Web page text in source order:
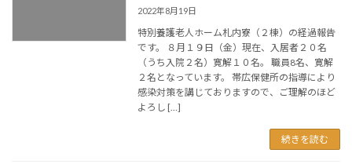
2022年8月19日
特別養護老人ホーム札内寮（２棟）の経過報告
です。 ８月１９日（金）現在、入居者２０名
（うち入院２名）寛解１０名。 職員8名、寛解
２名となっています。 帯広保健所の指導により
感染対策を講じておりますので、ご理解のほど
よろし […]
続きを読む